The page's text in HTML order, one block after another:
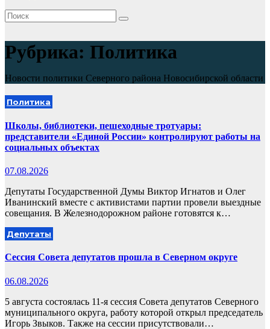
Рубрика: Политика
Новости политики Северного района Новосибирской области
Политика
Школы, библиотеки, пешеходные тротуары:
представители «Единой России» контролируют работы на
социальных объектах
07.08.2026
Депутаты Государственной Думы Виктор Игнатов и Олег
Иванинский вместе с активистами партии провели выездные
совещания. В Железнодорожном районе готовятся к…
Депутаты
Сессия Совета депутатов прошла в Северном округе
06.08.2026
5 августа состоялась 11-я сессия Совета депутатов Северного
муниципального округа, работу которой открыл председатель
Игорь Звыков. Также на сессии присутствовали…